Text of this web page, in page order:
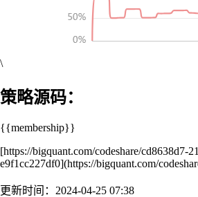
\
策略源码：
{{membership}}
[https://bigquant.com/codeshare/cd8638d7-
e9f1cc227df0](https://bigquant.com/
更新时间：2024-04-25 07:38